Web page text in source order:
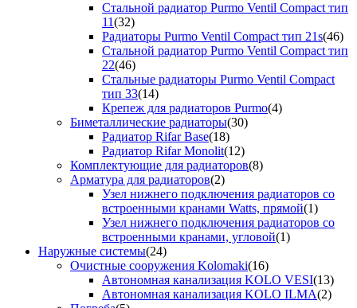
Стальной радиатор Purmo Ventil Compact тип
11(32)
Радиаторы Purmo Ventil Compact тип 21s(46)
Стальной радиатор Purmo Ventil Compact тип
22(46)
Стальные радиаторы Purmo Ventil Compact
тип 33(14)
Крепеж для радиаторов Purmo(4)
Биметаллические радиаторы(30)
Радиатор Rifar Base(18)
Радиатор Rifar Monolit(12)
Комплектующие для радиаторов(8)
Арматура для радиаторов(2)
Узел нижнего подключения радиаторов со
встроенными кранами Watts, прямой(1)
Узел нижнего подключения радиаторов со
встроенными кранами, угловой(1)
Наружные системы(24)
Очистные сооружения Kolomaki(16)
Автономная канализация KOLO VESI(13)
Автономная канализация KOLO ILMA(2)